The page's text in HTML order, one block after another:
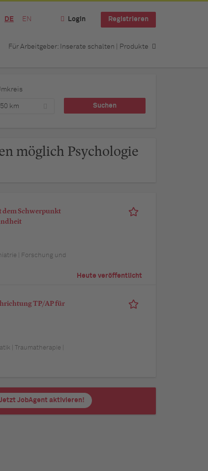
DE EN Login Registrieren
Für Arbeitgeber: Inserate schalten | Produkte
50 km
möglich Psychologie
Schwerpunkt
| Forschung und
Heute veröffentlicht
TP/AP für
| Traumatherapie |
JobAgent aktivieren!